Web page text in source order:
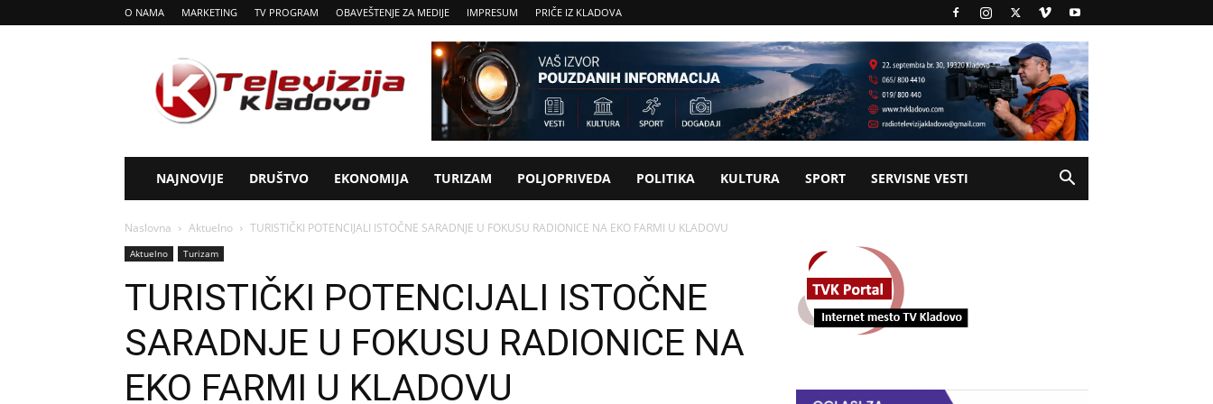
O NAMA MARKETING TV PROGRAM OBAVEŠTENJE ZA MEDIJE IMPRESUM PRIČE IZ KLADOVA
Tv
Kladovo
NAJNOVIJE DRUŠTVO EKONOMIJA TURIZAM POLJOPRIVEDA POLITIKA KULTURA SPORT SERVISNE VESTI
Naslovna Aktuelno TURISTIČKI POTENCIJALI ISTOČNE SARADNJE U FOKUSU RADIONICE NA EKO FARMI U KLADOVU
Aktuelno Turizam
TURISTIČKI POTENCIJALI ISTOČNE
SARADNJE U FOKUSU RADIONICE NA
EKO FARMI U KLADOVU